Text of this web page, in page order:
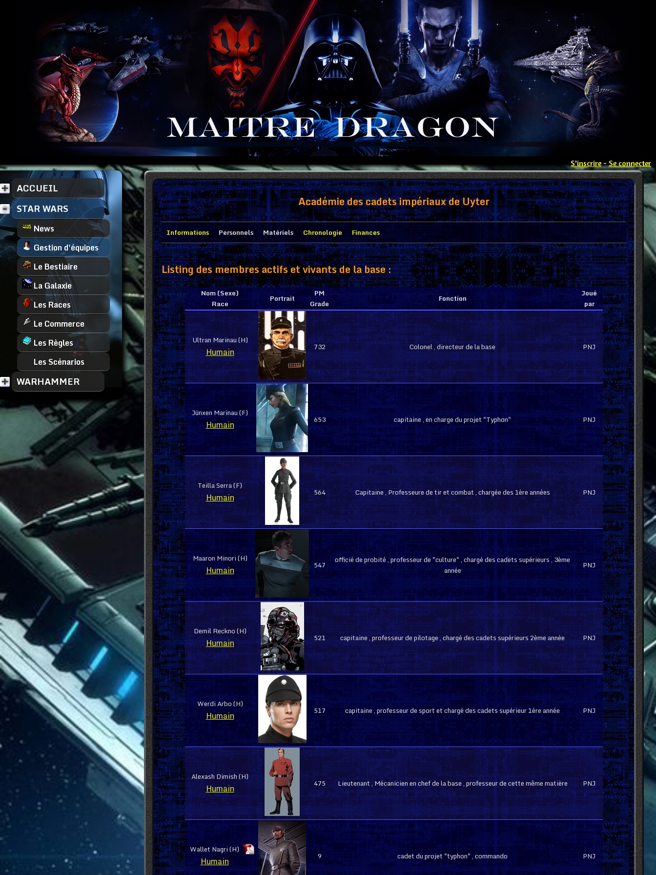
ACCUEIL
STAR WARS
News
Gestion d'équipes
Le Bestiaire
La Galaxie
Les Races
Le Commerce
Les Règles
Les Scénarios
WARHAMMER
S'inscrire-Se connecter
Académie des cadets impériaux de Uyter
Informations Personnels Matériels Chronologie Finances
Listing des membres actifs et vivants de la base :
Nom (Sexe)
Race
Portrait
PM
Grade
Fonction
Joué
par
Ultran Marinau (H)
Humain 732 Colonel , directeur de la base PNJ
Jünxen Marinau (F)
Humain 653 capitaine , en charge du projet "Typhon" PNJ
Teilla Serra (F)
Humain 564 Capitaine , Professeure de tir et combat , chargée des 1ère années PNJ
Maaron Minori (H)
Humain 547
officié de probité , professeur de "culture" , chargé des cadets supérieurs , 3ème
année
PNJ
Demil Reckno (H)
Humain 521 capitaine , professeur de pilotage , chargé des cadets supérieurs 2ème année PNJ
Werdi Arbo (H)
Humain 517 capitaine , professeur de sport et chargé des cadets supérieur 1ère année PNJ
Alexash Dimish (H)
Humain 475 Lieutenant , Mécanicien en chef de la base , professeur de cette même matière PNJ
Wallet Nagri (H)
Humain 9 cadet du projet "typhon" , commando PNJ